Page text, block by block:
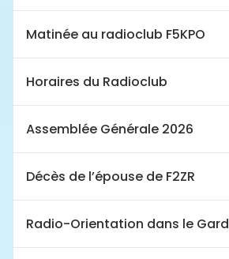
Matinée au radioclub F5KPO
Horaires du Radioclub
Assemblée Générale 2026
Décès de l’épouse de F2ZR
Radio-Orientation dans le Gard